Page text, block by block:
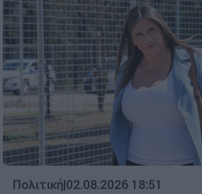
Πολιτική|02.08.2026 18:51